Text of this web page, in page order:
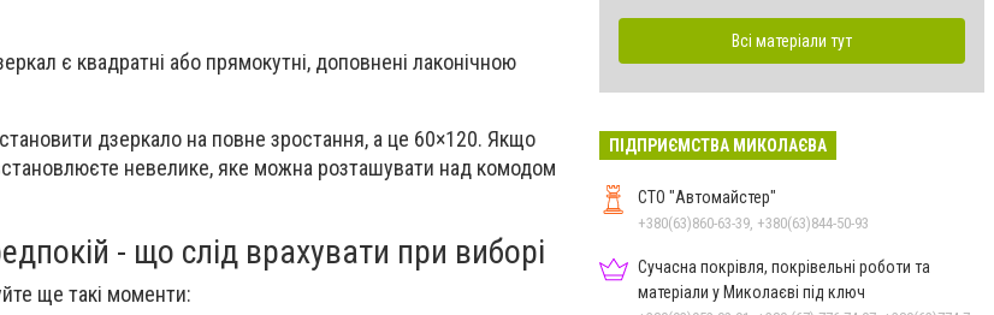
є квадратні або прямокутні, доповнені лаконічною
дзеркало на повне зростання, а це 60×120. Якщо
невелике, яке можна розташувати над комодом
- що слід врахувати при виборі
ще такі моменти:
Всі матеріали тут
ПІДПРИЄМСТВА МИКОЛАЄВА
СТО "Автомайстер"
+380(63)860-63-39, +380(63)844-50-93
Сучасна покрівля, покрівельні роботи та
матеріали у Миколаєві під ключ